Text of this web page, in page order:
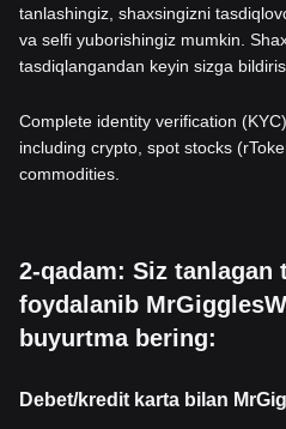
tanlashingiz, shaxsingizni
va selfi yuborishingiz mumkin.
tasdiqlangandan keyin sizga
Complete identity verification
including crypto, spot stocks
commodities.
2-qadam: Siz tanlagan
foydalanib
buyurtma bering:
Debet/kredit karta bilan